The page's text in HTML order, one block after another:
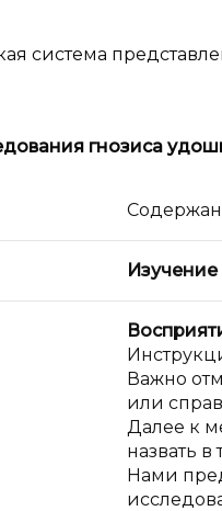
система
гнозиса у
Изучение
Важно
или
Далее к
назвать
Нами